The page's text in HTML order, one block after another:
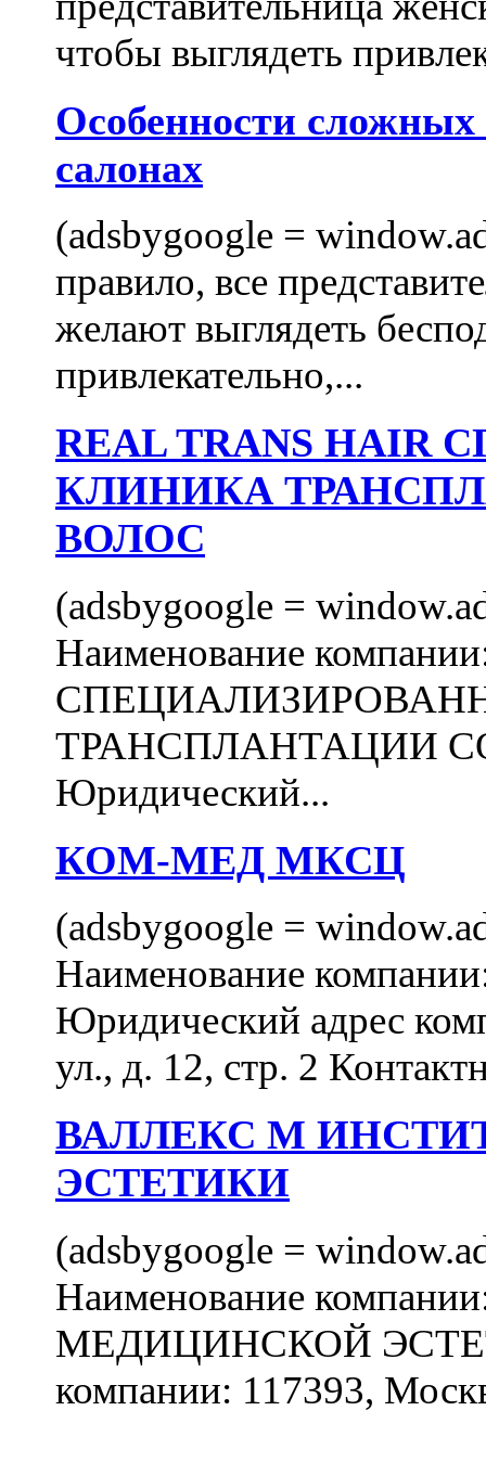
чтобы выглядеть
Особенности
салонах
(adsbygoogle =
правило, все
желают выглядеть
привлекательно,...
REAL TRANS
КЛИНИКА
ВОЛОС
(adsbygoogle =
Наименование
ТРАНСПЛАНТАЦИИ
Юридический...
КОМ-МЕД МКСЦ
(adsbygoogle =
Наименование
Юридический адрес
ул., д. 12, стр. 2
ВАЛЛЕКС М
ЭСТЕТИКИ
(adsbygoogle =
Наименование
МЕДИЦИНСКОЙ
компании: 117393,